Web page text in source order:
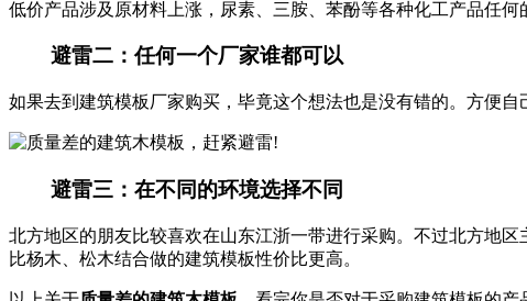
低价产品涉及原材料上涨，尿素、三胺、苯酚等各种化工产品任
避雷二：任何一个厂家谁都可以
如果去到建筑模板厂家购买，毕竟这个想法也是没有错的。方便
避雷三：在不同的环境选择不同
北方地区的朋友比较喜欢在山东江浙一带进行采购。不过北方地
比杨木、松木结合做的建筑模板性价比更高。